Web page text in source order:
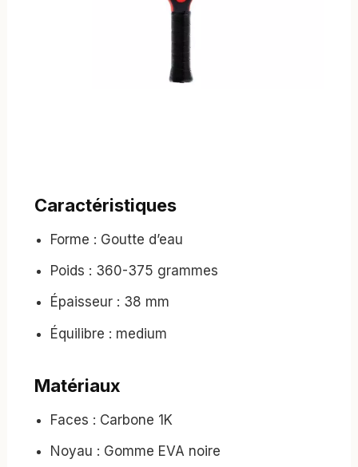
Caractéristiques
Forme : Goutte d’eau
Poids : 360-375 grammes
Épaisseur : 38 mm
Équilibre : medium
Matériaux
Faces : Carbone 1K
Noyau : Gomme EVA noire